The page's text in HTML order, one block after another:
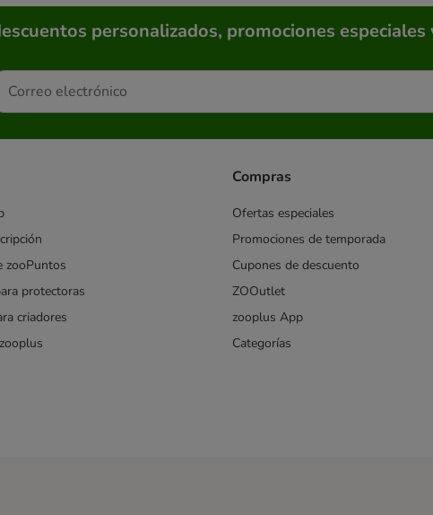
personalizados, promociones especiales
zooPuntos
protectoras
criadores
Compras
Ofertas especiales
Promociones de temporada
Cupones de descuento
ZOOutlet
zooplus App
Categorías